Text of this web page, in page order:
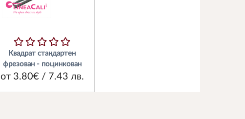
Квадрат стандартен
фрезован - поцинкован
от 3.80€ / 7.43 лв.